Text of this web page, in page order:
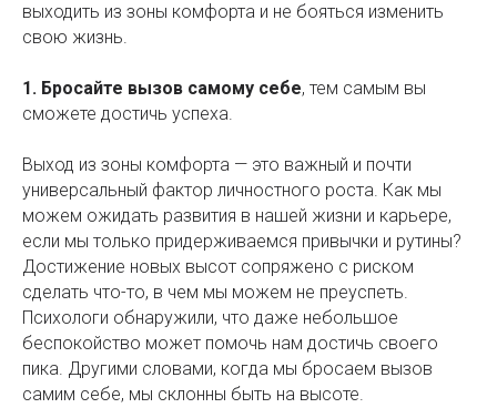
выходить из зоны комфорта и не бояться изменить
свою жизнь.
1. Бросайте вызов самому себе, тем самым вы
сможете достичь успеха.
Выход из зоны комфорта — это важный и почти
универсальный фактор личностного роста. Как мы
можем ожидать развития в нашей жизни и карьере,
если мы только придерживаемся привычки и рутины?
Достижение новых высот сопряжено с риском
сделать что-то, в чем мы можем не преуспеть.
Психологи обнаружили, что даже небольшое
беспокойство может помочь нам достичь своего
пика. Другими словами, когда мы бросаем вызов
самим себе, мы склонны быть на высоте.